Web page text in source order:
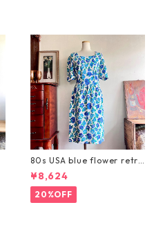
80s USA blue flower retro
dress/青いお花のヴィンテ
ージサマーワンピース
¥8,624
20%OFF